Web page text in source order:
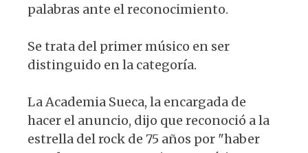
palabras ante el reconocimiento.
Se trata del primer músico en ser
distinguido en la categoría.
La Academia Sueca, la encargada de
hacer el anuncio, dijo que reconoció a la
estrella del rock de 75 años por "haber